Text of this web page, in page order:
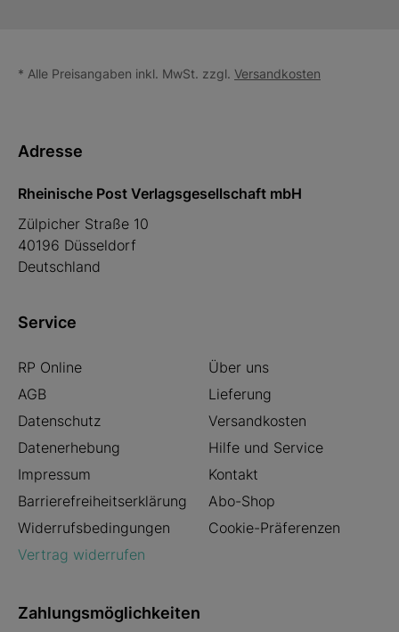
* Alle Preisangaben inkl. MwSt. zzgl. Versandkosten
Adresse
Rheinische Post Verlagsgesellschaft mbH
Zülpicher Straße 10
40196 Düsseldorf
Deutschland
Service
RP Online
Über uns
AGB
Lieferung
Datenschutz
Versandkosten
Datenerhebung
Hilfe und Service
Impressum
Kontakt
Barrierefreiheitserklärung
Abo-Shop
Widerrufsbedingungen
Cookie-Präferenzen
Vertrag widerrufen
Zahlungsmöglichkeiten